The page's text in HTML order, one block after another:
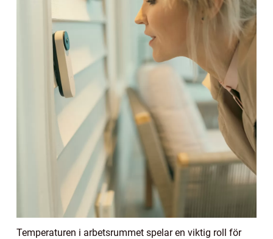
Temperaturen i arbetsrummet spelar en viktig roll för